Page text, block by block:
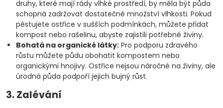
druhy, které mají rády vlhké prostředí, by měla být půda
schopná zadržovat dostatečné množství vlhkosti. Pokud
pěstujete ostřice v sušších podmínkách, můžete přidat
kompost nebo rašelinu, abyste zajistili potřebné živiny.
Bohatá na organické látky: Pro podporu zdravého
růstu můžete půdu obohatit kompostem nebo
organickými hnojivy. Ostřice nejsou náročné na živiny, ale
úrodná půda podpoří jejich bujný růst.
3. Zalévání